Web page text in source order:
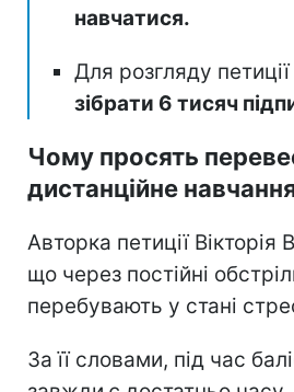
навчатися.
Для розгляду
зібрати 6 тисяч
Чому просять
дистанційне
Авторка петиції Вікторія
що через постійні
перебувають у стані
За її словами, під час